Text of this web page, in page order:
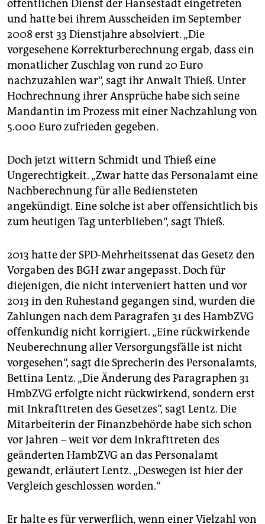
öffentlichen Dienst der Hansestadt eingetreten
und hatte bei ihrem Ausscheiden im September
2008 erst 33 Dienstjahre absolviert. „Die
vorgesehene Korrekturberechnung ergab, dass ein
monatlicher Zuschlag von rund 20 Euro
nachzuzahlen war“, sagt ihr Anwalt Thieß. Unter
Hochrechnung ihrer Ansprüche habe sich seine
Mandantin im Prozess mit einer Nachzahlung von
5.000 Euro zufrieden gegeben.
Doch jetzt wittern Schmidt und Thieß eine
Ungerechtigkeit. „Zwar hatte das Personalamt eine
Nachberechnung für alle Bediensteten
angekündigt. Eine solche ist aber offensichtlich bis
zum heutigen Tag unterblieben“, sagt Thieß.
2013 hatte der SPD-Mehrheitssenat das Gesetz den
Vorgaben des BGH zwar angepasst. Doch für
diejenigen, die nicht interveniert hatten und vor
2013 in den Ruhestand gegangen sind, wurden die
Zahlungen nach dem Paragrafen 31 des HambZVG
offenkundig nicht korrigiert. „Eine rückwirkende
Neuberechnung aller Versorgungsfälle ist nicht
vorgesehen“, sagt die Sprecherin des Personalamts,
Bettina Lentz. „Die Änderung des Paragraphen 31
HmbZVG erfolgte nicht rückwirkend, sondern erst
mit Inkrafttreten des Gesetzes“, sagt Lentz. Die
Mitarbeiterin der Finanzbehörde habe sich schon
vor Jahren – weit vor dem Inkrafttreten des
geänderten HambZVG an das Personalamt
gewandt, erläutert Lentz. „Deswegen ist hier der
Vergleich geschlossen worden.“
Er halte es für verwerflich, wenn einer Vielzahl von